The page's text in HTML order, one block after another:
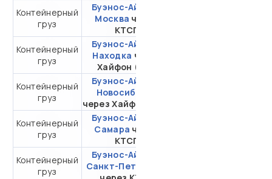
Контейнерный
груз
Буэнос-Айрес -
Москва через
КТСП
Контейнерный
груз
Буэнос-Айрес -
Находка через
Хайфон (Тр.)
Контейнерный
груз
Буэнос-Айрес -
Новосибирск
через Хайфон (Тр.)
Контейнерный
груз
Буэнос-Айрес -
Самара через
КТСП
Контейнерный
груз
Буэнос-Айрес -
Санкт-Петербург